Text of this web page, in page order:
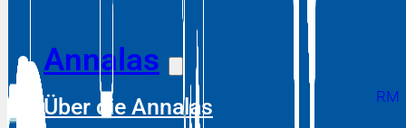
Annalas
Über die Annalas
RM